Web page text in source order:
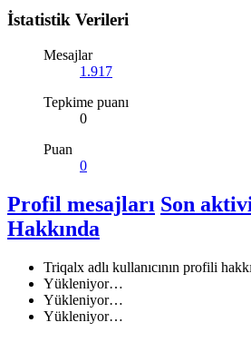
İstatistik Verileri
Mesajlar
1.917
Tepkime puanı
0
Puan
0
Profil mesajları Son
Hakkında
Triqalx adlı kullanıcının profili
Yükleniyor…
Yükleniyor…
Yükleniyor…